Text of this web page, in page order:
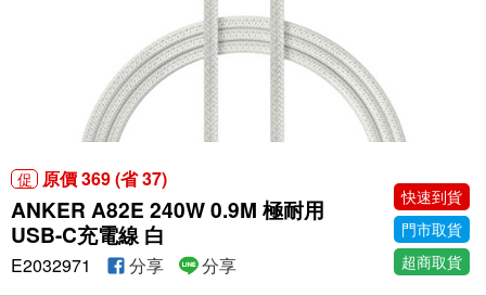
促 原價 369 (省 37)
ANKER A82E 240W 0.9M 極耐用
USB-C充電線 白
快速到貨
門市取貨
超商取貨
E2032971 分享 分享